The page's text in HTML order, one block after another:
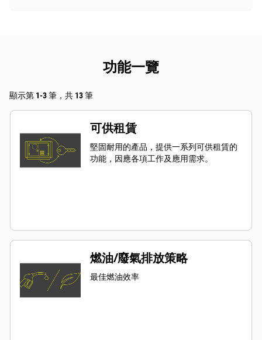
功能一覽
顯示第 1-3 筆，共 13 筆
可供租賃
堅固耐用的產品，提供一系列可供租賃的
功能，因應各項工作及應用需求。
燃油/廢氣排放策略
最佳燃油效率